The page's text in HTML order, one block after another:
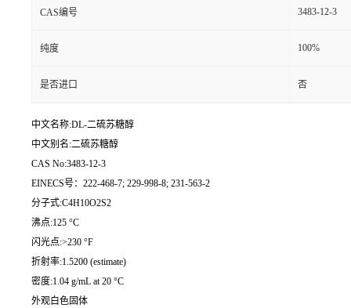
CAS编号 3483-12-3
纯度 100%
是否进口 否
中文名称:DL-二硫苏糖醇
中文别名:二硫苏糖醇
CAS No:3483-12-3
EINECS号：222-468-7; 229-998-8; 231-563-2
分子式:C4H10O2S2
沸点:125 °C
闪光点:>230 °F
折射率:1.5200 (estimate)
密度:1.04 g/mL at 20 °C
外观白色固体